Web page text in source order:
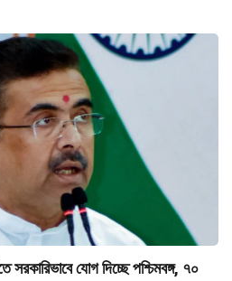
সরকারিভাবে যোগ দিচ্ছে পশ্চিমবঙ্গ, ৭০